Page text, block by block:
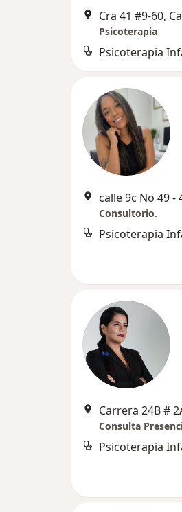
Cra 41 #9-60,
Psicoterapia
Psicoterapia
calle 9c No 49 -
Consultorio.
Psicoterapia
Carrera 24B #
Consulta
Psicoterapia